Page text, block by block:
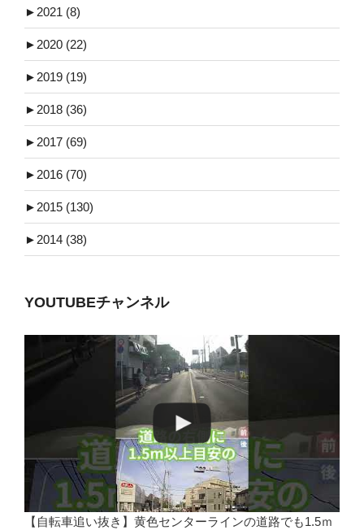
► 2021 (8)
► 2020 (22)
► 2019 (19)
► 2018 (36)
► 2017 (69)
► 2016 (70)
► 2015 (130)
► 2014 (38)
YOUTUBEチャンネル
【自転車追い抜き】黄色センターラインの道路でも1.5ｍ